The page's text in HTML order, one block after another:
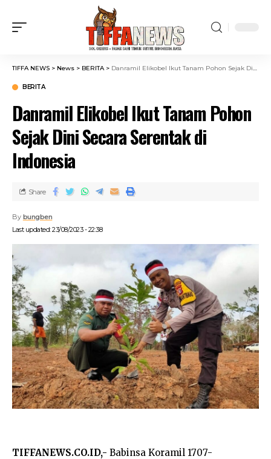
TIFFA NEWS > News > BERITA> Danramil Elikobel Ikut Tanam Pohon Sejak Dini Secara Serentak di Indonesia
BERITA
Danramil Elikobel Ikut Tanam Pohon
Sejak Dini Secara Serentak di
Indonesia
Last updated: 23/08/2023 - 22:38
By bungben
Share
TIFFANEWS.CO.ID,- Babinsa Koramil 1707-